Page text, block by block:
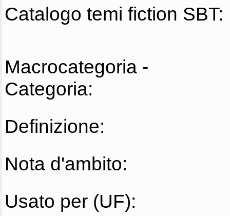
Catalogo temi fiction SBT:
Macrocategoria -
Categoria:
Definizione:
Nota d'ambito:
Usato per (UF):